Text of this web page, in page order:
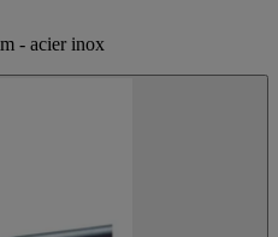
- acier inox